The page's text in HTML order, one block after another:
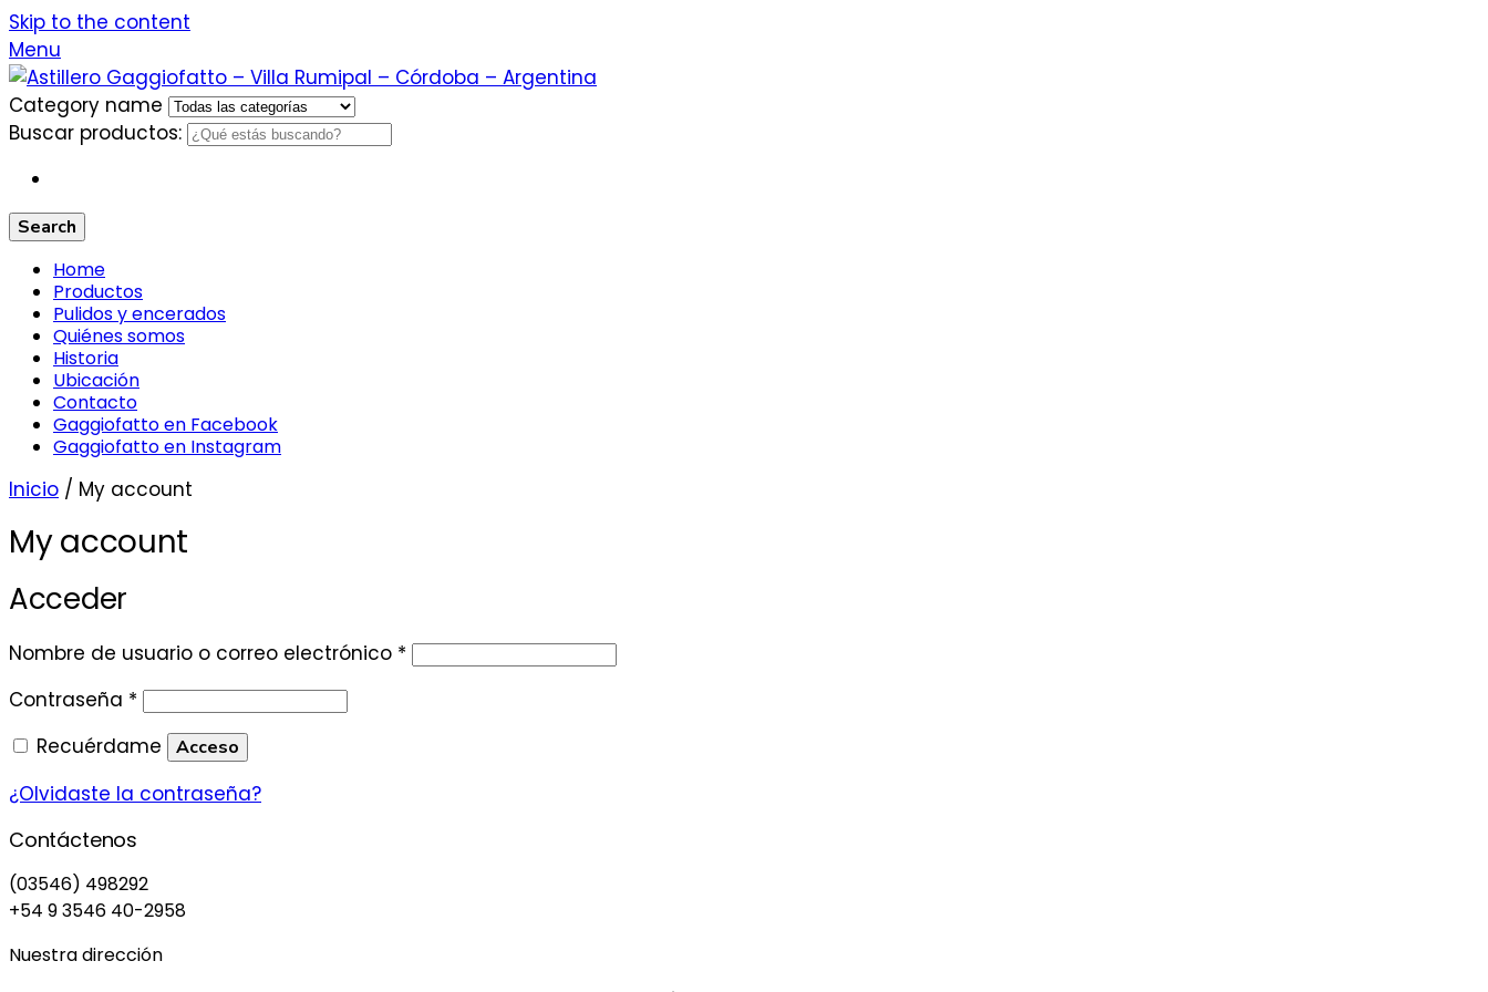
Skip to the content
Menu
Category name
Buscar productos:
Search
Home
Productos
Pulidos y encerados
Quiénes somos
Historia
Ubicación
Contacto
Gaggiofatto en Facebook
Gaggiofatto en Instagram
Inicio / My account
My account
Acceder
Nombre de usuario o correo electrónico * Obligatorio
Contraseña * Obligatorio
Recuérdame
Acceso
¿Olvidaste la contraseña?
Contáctenos
(03546) 498292
+54 9 3546 40-2958
Nuestra dirección